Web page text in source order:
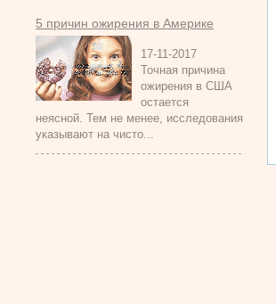
5 причин ожирения в Америке
17-11-2017
Точная причина
ожирения в США
остается
неясной. Тем не менее, исследования
указывают на чисто...